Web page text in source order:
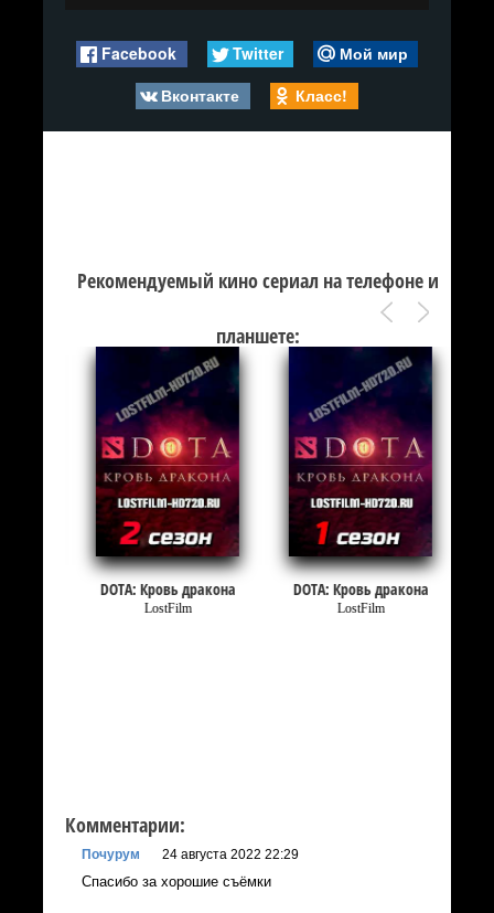
Facebook Twitter
Мой мир
Вконтакте
Класс!
Рекомендуемый кино сериал на телефоне и
планшете:
DOTA: Кровь дракона
LostFilm
DOTA: Кровь дракона
LostFilm
Комментарии:
Почурум 24 августа 2022 22:29
Спасибо за хорошие съёмки